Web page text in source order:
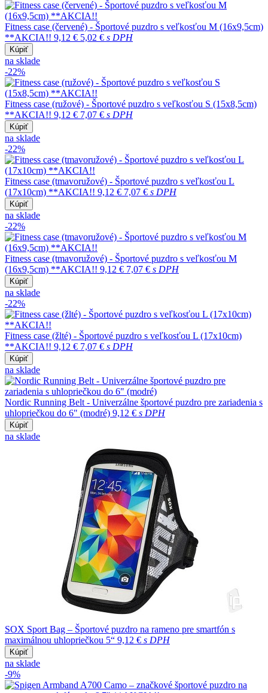
Fitness case (červené) - Športové puzdro s veľkosťou M (16x9,5cm)
**AKCIA!! 9,12 € 5,02 € s DPH
Kúpiť
na sklade
-22%
Fitness case (ružové) - Športové puzdro s veľkosťou S (15x8,5cm)
**AKCIA!! 9,12 € 7,07 € s DPH
Kúpiť
na sklade
-22%
Fitness case (tmavoružové) - Športové puzdro s veľkosťou L
(17x10cm) **AKCIA!! 9,12 € 7,07 € s DPH
Kúpiť
na sklade
-22%
Fitness case (tmavoružové) - Športové puzdro s veľkosťou M
(16x9,5cm) **AKCIA!! 9,12 € 7,07 € s DPH
Kúpiť
na sklade
-22%
Fitness case (žlté) - Športové puzdro s veľkosťou L (17x10cm)
**AKCIA!! 9,12 € 7,07 € s DPH
Kúpiť
na sklade
Nordic Running Belt - Univerzálne športové puzdro pre zariadenia s
uhlopriečkou do 6" (modré) 9,12 € s DPH
Kúpiť
na sklade
SOX Sport Bag – Športové puzdro na rameno pre smartfón s
maximálnou uhlopriečkou 5“ 9,12 € s DPH
Kúpiť
na sklade
-9%